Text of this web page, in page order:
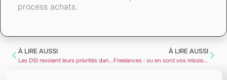
process achats.
À LIRE AUSSI
Les DSI revoient leurs priorités dans le contexte actuel
À LIRE AUSSI
Freelances : ou en sont vos missions ?